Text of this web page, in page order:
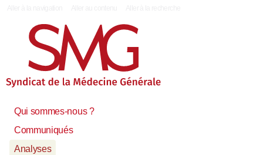
Qui sommes-nous ?
Communiqués
Analyses